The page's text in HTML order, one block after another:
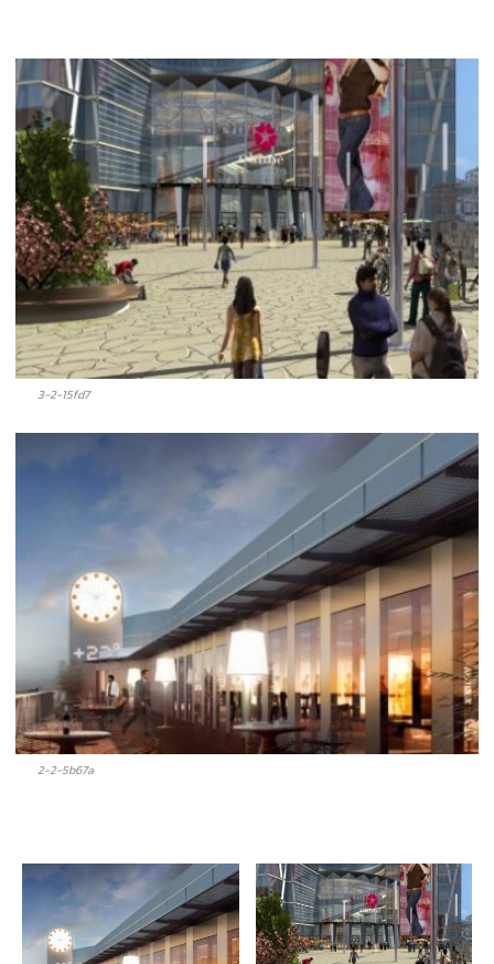
3-2-15fd7
2-2-5b67a